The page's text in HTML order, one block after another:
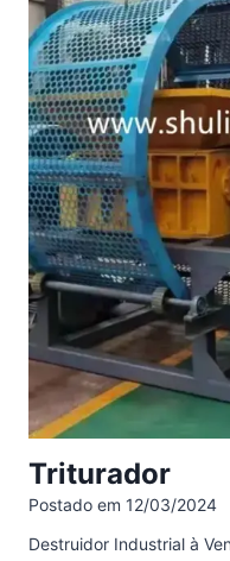
Triturador
Postado em 12/03/2024
Destruidor Industrial à